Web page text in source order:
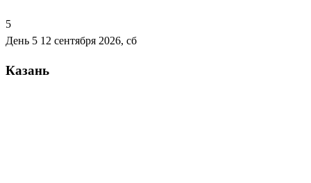
5
День 5 12 сентября 2026, сб
Казань